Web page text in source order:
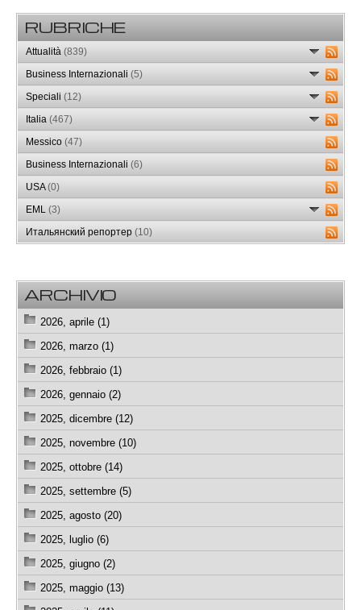
RUBRICHE
Attualità (839)
Business Internazionali (5)
Speciali (12)
Italia (467)
Messico (47)
Business Internazionali (6)
USA(0)
EML (3)
Итальянский репортер (10)
ARCHIVIO
2026, aprile (1)
2026, marzo (1)
2026, febbraio (1)
2026, gennaio (2)
2025, dicembre (12)
2025, novembre (10)
2025, ottobre (14)
2025, settembre (5)
2025, agosto (20)
2025, luglio (6)
2025, giugno (2)
2025, maggio (13)